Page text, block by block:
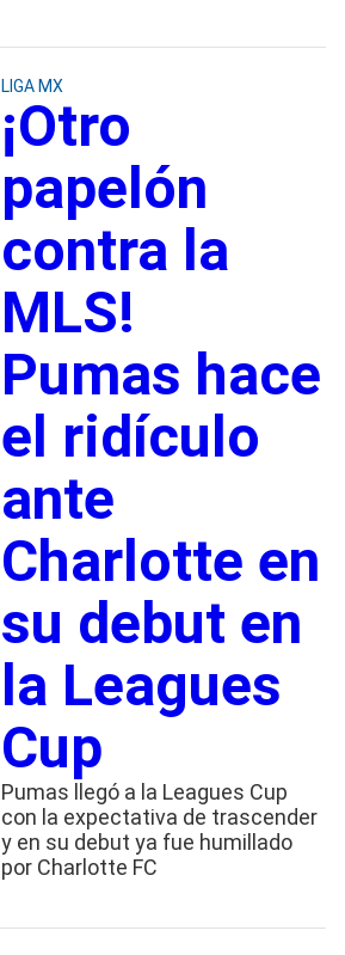
LIGA MX
¡Otro
papelón
contra la
MLS!
Pumas hace
el ridículo
ante
Charlotte en
su debut en
la Leagues
Cup
Pumas llegó a la Leagues Cup
con la expectativa de trascender
y en su debut ya fue humillado
por Charlotte FC